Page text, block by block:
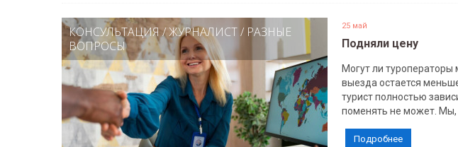
КОНСУЛЬТАЦИЯ/ЖУРНАЛИСТ/ РАЗНЫЕ
ВОПРОСЫ
25 май
Подняли цену
Могут ли туроператоры
выезда остается
турист полностью
поменять не может. Мы,
Подробнее